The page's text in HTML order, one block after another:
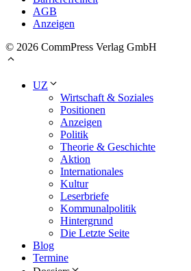
AGB
Anzeigen
© 2026 CommPress Verlag GmbH
UZ
Wirtschaft & Soziales
Positionen
Anzeigen
Politik
Theorie & Geschichte
Aktion
Internationales
Kultur
Leserbriefe
Kommunalpolitik
Hintergrund
Die Letzte Seite
Blog
Termine